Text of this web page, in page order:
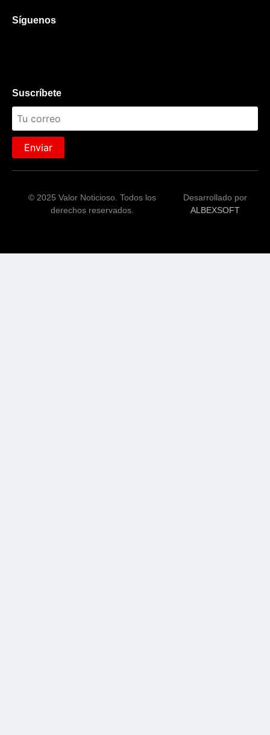
Síguenos
Suscríbete
Enviar
© 2025 Valor Noticioso. Todos los
derechos reservados.
Desarrollado por
ALBEXSOFT